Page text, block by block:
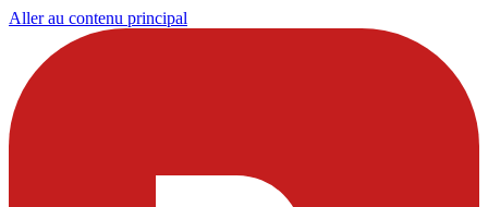
Aller au contenu principal